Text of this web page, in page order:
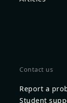
Contact us
Report a
Student